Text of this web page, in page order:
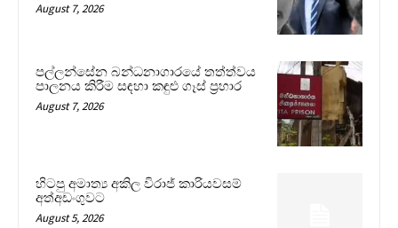
August 7, 2026
පල්ලන්සේන බන්ධනාගාරයේ තත්ත්වය
පාලනය කිරීම සඳහා කඳුළු ගෑස් ප්‍රහාර
August 7, 2026
හිටපු අමාත්‍ය අකිල විරාජ් කාරියවසම්
අත්අඩංගුවට
August 5, 2026